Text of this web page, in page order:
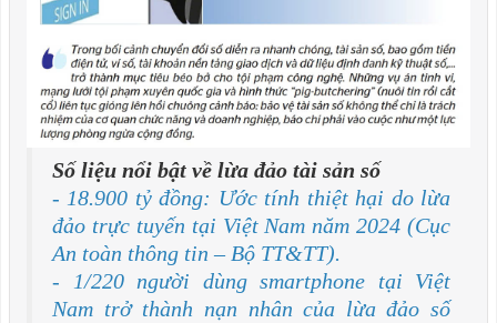
Số liệu nổi bật về lừa đảo tài sản số
- 18.900 tỷ đồng: Ước tính thiệt hại do lừa
đảo trực tuyến tại Việt Nam năm 2024 (Cục
An toàn thông tin – Bộ TT&TT).
- 1/220 người dùng smartphone tại Việt
Nam trở thành nạn nhân của lừa đảo số